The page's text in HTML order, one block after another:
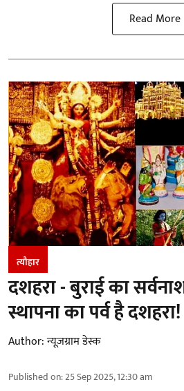
Read More
त्यौहार
दशहरा - बुराई का
स्थापना का पर्व है दशहरा!
Author:न्यूज़ग्राम डेस्क
Published on:25 Sep 2025, 12:30 am